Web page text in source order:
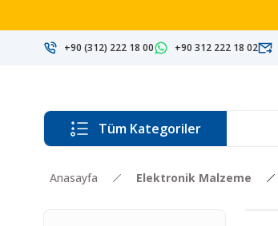
+90 (312) 222 18 00 +90 312 222 18 02
Tüm Kategoriler
Anasayfa Elektronik Malzeme